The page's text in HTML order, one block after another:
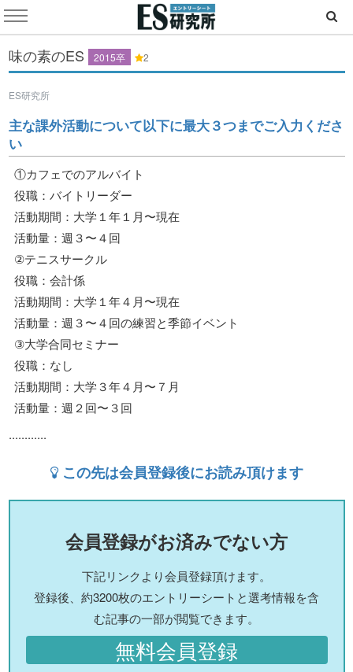
味の素のES 2015卒 2
ES研究所
主な課外活動について以下に最大３つまでご入力くださ
い
①カフェでのアルバイト
役職：バイトリーダー
活動期間：大学１年１月〜現在
活動量：週３〜４回
②テニスサークル
役職：会計係
活動期間：大学１年４月〜現在
活動量：週３〜４回の練習と季節イベント
③大学合同セミナー
役職：なし
活動期間：大学３年４月〜７月
活動量：週２回〜３回
............
この先は会員登録後にお読み頂けます
会員登録がお済みでない方
下記リンクより会員登録頂けます。
登録後、約3200枚のエントリーシートと選考情報を含
む記事の一部が閲覧できます。
無料会員登録